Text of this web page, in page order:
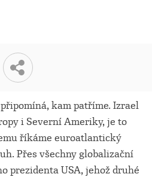
kam patříme. Izrael
i Severní Ameriky, je to
říkáme euroatlantický
Přes všechny globalizační
prezidenta USA, jehož druhé